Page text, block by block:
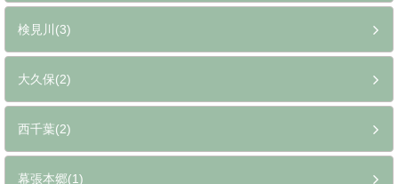
検見川(3)
大久保(2)
西千葉(2)
幕張本郷(1)